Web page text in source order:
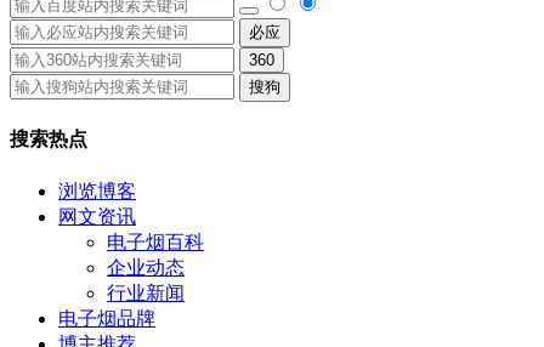
必应
360
搜狗
搜索热点
浏览博客
网文资讯
电子烟百科
企业动态
行业新闻
电子烟品牌